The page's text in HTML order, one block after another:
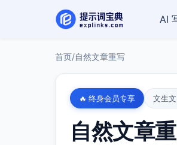
AI
首页/自然文章重写
🔥 终身会员专享 文生文
自然文章